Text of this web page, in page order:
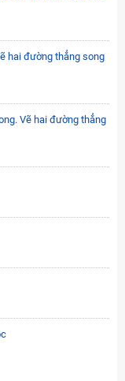
hai đường thẳng song
Vẽ hai đường thẳng